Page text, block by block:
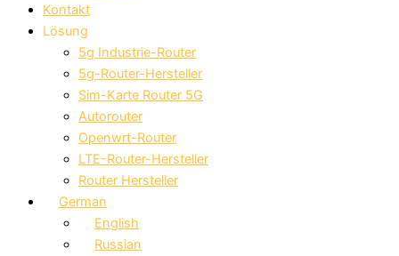
Kontakt
Lösung
5g Industrie-Router
5g-Router-Hersteller
Sim-Karte Router 5G
Autorouter
Openwrt-Router
LTE-Router-Hersteller
Router Hersteller
German
English
Russian